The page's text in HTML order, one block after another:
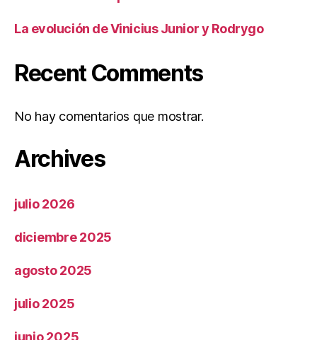
La evolución de Vinicius Junior y Rodrygo
Recent Comments
No hay comentarios que mostrar.
Archives
julio 2026
diciembre 2025
agosto 2025
julio 2025
junio 2025